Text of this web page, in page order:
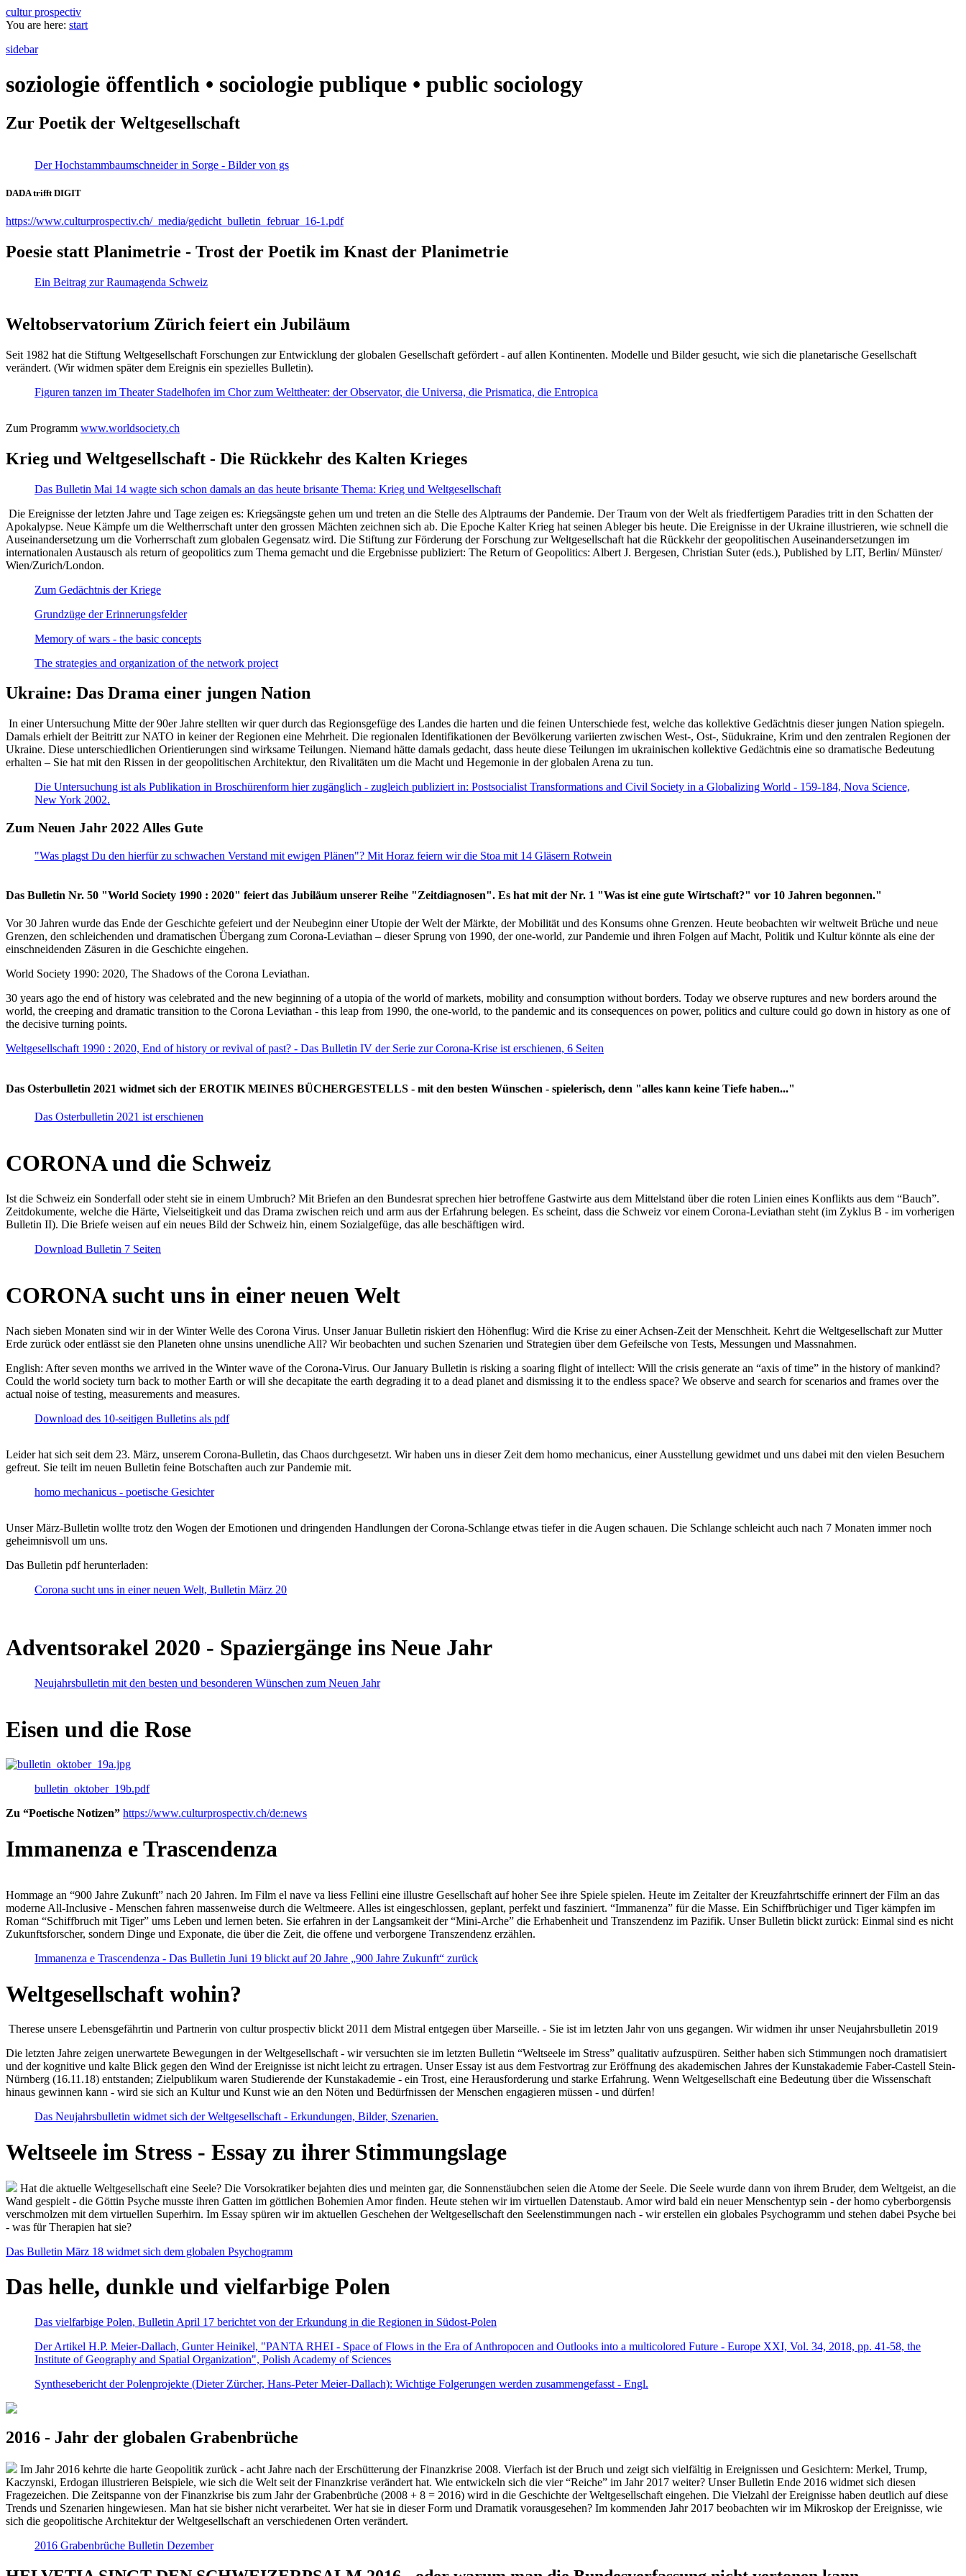
cultur prospectiv
You are here: start
sidebar
soziologie öffentlich • sociologie publique • public sociology
Zur Poetik der Weltgesellschaft
Der Hochstammbaumschneider in Sorge - Bilder von gs
DADA trifft DIGIT
https://www.culturprospectiv.ch/_media/gedicht_bulletin_februar_16-1.pdf
Poesie statt Planimetrie - Trost der Poetik im Knast der Planimetrie
Ein Beitrag zur Raumagenda Schweiz
Weltobservatorium Zürich feiert ein Jubiläum
Seit 1982 hat die Stiftung Weltgesellschaft Forschungen zur Entwicklung der globalen Gesellschaft gefördert - auf allen Kontinenten. Modelle und Bilder gesucht, wie sich die planetarische Gesellschaft
verändert. (Wir widmen später dem Ereignis ein spezielles Bulletin).
Figuren tanzen im Theater Stadelhofen im Chor zum Welttheater: der Observator, die Universa, die Prismatica, die Entropica
Zum Programm www.worldsociety.ch
Krieg und Weltgesellschaft - Die Rückkehr des Kalten Krieges
Das Bulletin Mai 14 wagte sich schon damals an das heute brisante Thema: Krieg und Weltgesellschaft
Die Ereignisse der letzten Jahre und Tage zeigen es: Kriegsängste gehen um und treten an die Stelle des Alptraums der Pandemie. Der Traum von der Welt als friedfertigem Paradies tritt in den Schatten der
Apokalypse. Neue Kämpfe um die Weltherrschaft unter den grossen Mächten zeichnen sich ab. Die Epoche Kalter Krieg hat seinen Ableger bis heute. Die Ereignisse in der Ukraine illustrieren, wie schnell die
Auseinandersetzung um die Vorherrschaft zum globalen Gegensatz wird. Die Stiftung zur Förderung der Forschung zur Weltgesellschaft hat die Rückkehr der geopolitischen Auseinandersetzungen im
internationalen Austausch als return of geopolitics zum Thema gemacht und die Ergebnisse publiziert: The Return of Geopolitics: Albert J. Bergesen, Christian Suter (eds.), Published by LIT, Berlin/ Münster/
Wien/Zurich/London.
Zum Gedächtnis der Kriege
Grundzüge der Erinnerungsfelder
Memory of wars - the basic concepts
The strategies and organization of the network project
Ukraine: Das Drama einer jungen Nation
In einer Untersuchung Mitte der 90er Jahre stellten wir quer durch das Regionsgefüge des Landes die harten und die feinen Unterschiede fest, welche das kollektive Gedächtnis dieser jungen Nation spiegeln.
Damals erhielt der Beitritt zur NATO in keiner der Regionen eine Mehrheit. Die regionalen Identifikationen der Bevölkerung variierten zwischen West-, Ost-, Südukraine, Krim und den zentralen Regionen der
Ukraine. Diese unterschiedlichen Orientierungen sind wirksame Teilungen. Niemand hätte damals gedacht, dass heute diese Teilungen im ukrainischen kollektive Gedächtnis eine so dramatische Bedeutung
erhalten – Sie hat mit den Rissen in der geopolitischen Architektur, den Rivalitäten um die Macht und Hegemonie in der globalen Arena zu tun.
Die Untersuchung ist als Publikation in Broschürenform hier zugänglich - zugleich publiziert in: Postsocialist Transformations and Civil Society in a Globalizing World - 159-184, Nova Science,
New York 2002.
Zum Neuen Jahr 2022 Alles Gute
"Was plagst Du den hierfür zu schwachen Verstand mit ewigen Plänen"? Mit Horaz feiern wir die Stoa mit 14 Gläsern Rotwein
Das Bulletin Nr. 50 "World Society 1990 : 2020" feiert das Jubiläum unserer Reihe "Zeitdiagnosen". Es hat mit der Nr. 1 "Was ist eine gute Wirtschaft?" vor 10 Jahren begonnen."
Vor 30 Jahren wurde das Ende der Geschichte gefeiert und der Neubeginn einer Utopie der Welt der Märkte, der Mobilität und des Konsums ohne Grenzen. Heute beobachten wir weltweit Brüche und neue
Grenzen, den schleichenden und dramatischen Übergang zum Corona-Leviathan – dieser Sprung von 1990, der one-world, zur Pandemie und ihren Folgen auf Macht, Politik und Kultur könnte als eine der
einschneidenden Zäsuren in die Geschichte eingehen.
World Society 1990: 2020, The Shadows of the Corona Leviathan.
30 years ago the end of history was celebrated and the new beginning of a utopia of the world of markets, mobility and consumption without borders. Today we observe ruptures and new borders around the
world, the creeping and dramatic transition to the Corona Leviathan - this leap from 1990, the one-world, to the pandemic and its consequences on power, politics and culture could go down in history as one of
the decisive turning points.
Weltgesellschaft 1990 : 2020, End of history or revival of past? - Das Bulletin IV der Serie zur Corona-Krise ist erschienen, 6 Seiten
Das Osterbulletin 2021 widmet sich der EROTIK MEINES BÜCHERGESTELLS - mit den besten Wünschen - spielerisch, denn "alles kann keine Tiefe haben..."
Das Osterbulletin 2021 ist erschienen
CORONA und die Schweiz
Ist die Schweiz ein Sonderfall oder steht sie in einem Umbruch? Mit Briefen an den Bundesrat sprechen hier betroffene Gastwirte aus dem Mittelstand über die roten Linien eines Konflikts aus dem “Bauch”.
Zeitdokumente, welche die Härte, Vielseitigkeit und das Drama zwischen reich und arm aus der Erfahrung belegen. Es scheint, dass die Schweiz vor einem Corona-Leviathan steht (im Zyklus B - im vorherigen
Bulletin II). Die Briefe weisen auf ein neues Bild der Schweiz hin, einem Sozialgefüge, das alle beschäftigen wird.
Download Bulletin 7 Seiten
CORONA sucht uns in einer neuen Welt
Nach sieben Monaten sind wir in der Winter Welle des Corona Virus. Unser Januar Bulletin riskiert den Höhenflug: Wird die Krise zu einer Achsen-Zeit der Menschheit. Kehrt die Weltgesellschaft zur Mutter
Erde zurück oder entlässt sie den Planeten ohne unsins unendliche All? Wir beobachten und suchen Szenarien und Strategien über dem Gefeilsche von Tests, Messungen und Massnahmen.
English: After seven months we arrived in the Winter wave of the Corona-Virus. Our January Bulletin is risking a soaring flight of intellect: Will the crisis generate an “axis of time” in the history of mankind?
Could the world society turn back to mother Earth or will she decapitate the earth degrading it to a dead planet and dismissing it to the endless space? We observe and search for scenarios and frames over the
actual noise of testing, measurements and measures.
Download des 10-seitigen Bulletins als pdf
Leider hat sich seit dem 23. März, unserem Corona-Bulletin, das Chaos durchgesetzt. Wir haben uns in dieser Zeit dem homo mechanicus, einer Ausstellung gewidmet und uns dabei mit den vielen Besuchern
gefreut. Sie teilt im neuen Bulletin feine Botschaften auch zur Pandemie mit.
homo mechanicus - poetische Gesichter
Unser März-Bulletin wollte trotz den Wogen der Emotionen und dringenden Handlungen der Corona-Schlange etwas tiefer in die Augen schauen. Die Schlange schleicht auch nach 7 Monaten immer noch
geheimnisvoll um uns.
Das Bulletin pdf herunterladen:
Corona sucht uns in einer neuen Welt, Bulletin März 20
Adventsorakel 2020 - Spaziergänge ins Neue Jahr
Neujahrsbulletin mit den besten und besonderen Wünschen zum Neuen Jahr
Eisen und die Rose
bulletin_oktober_19b.pdf
Zu “Poetische Notizen” https://www.culturprospectiv.ch/de:news
Immanenza e Trascendenza
Hommage an “900 Jahre Zukunft” nach 20 Jahren. Im Film el nave va liess Fellini eine illustre Gesellschaft auf hoher See ihre Spiele spielen. Heute im Zeitalter der Kreuzfahrtschiffe erinnert der Film an das
moderne All-Inclusive - Menschen fahren massenweise durch die Weltmeere. Alles ist eingeschlossen, geplant, perfekt und fasziniert. “Immanenza” für die Masse. Ein Schiffbrüchiger und Tiger kämpfen im
Roman “Schiffbruch mit Tiger” ums Leben und lernen beten. Sie erfahren in der Langsamkeit der “Mini-Arche” die Erhabenheit und Transzendenz im Pazifik. Unser Bulletin blickt zurück: Einmal sind es nicht
Zukunftsforscher, sondern Dinge und Exponate, die über die Zeit, die offene und verborgene Transzendenz erzählen.
Immanenza e Trascendenza - Das Bulletin Juni 19 blickt auf 20 Jahre „900 Jahre Zukunft“ zurück
Weltgesellschaft wohin?
Therese unsere Lebensgefährtin und Partnerin von cultur prospectiv blickt 2011 dem Mistral entgegen über Marseille. - Sie ist im letzten Jahr von uns gegangen. Wir widmen ihr unser Neujahrsbulletin 2019
Die letzten Jahre zeigen unerwartete Bewegungen in der Weltgesellschaft - wir versuchten sie im letzten Bulletin “Weltseele im Stress” qualitativ aufzuspüren. Seither haben sich Stimmungen noch dramatisiert
und der kognitive und kalte Blick gegen den Wind der Ereignisse ist nicht leicht zu ertragen. Unser Essay ist aus dem Festvortrag zur Eröffnung des akademischen Jahres der Kunstakademie Faber-Castell Stein-
Nürnberg (16.11.18) entstanden; Zielpublikum waren Studierende der Kunstakademie - ein Trost, eine Herausforderung und starke Erfahrung. Wenn Weltgesellschaft eine Bedeutung über die Wissenschaft
hinaus gewinnen kann - wird sie sich an Kultur und Kunst wie an den Nöten und Bedürfnissen der Menschen engagieren müssen - und dürfen!
Das Neujahrsbulletin widmet sich der Weltgesellschaft - Erkundungen, Bilder, Szenarien.
Weltseele im Stress - Essay zu ihrer Stimmungslage
Hat die aktuelle Weltgesellschaft eine Seele? Die Vorsokratiker bejahten dies und meinten gar, die Sonnenstäubchen seien die Atome der Seele. Die Seele wurde dann von ihrem Bruder, dem Weltgeist, an die
Wand gespielt - die Göttin Psyche musste ihren Gatten im göttlichen Bohemien Amor finden. Heute stehen wir im virtuellen Datenstaub. Amor wird bald ein neuer Menschentyp sein - der homo cyberborgensis
verschmolzen mit dem virtuellen Superhirn. Im Essay spüren wir im aktuellen Geschehen der Weltgesellschaft den Seelenstimmungen nach - wir erstellen ein globales Psychogramm und stehen dabei Psyche bei
- was für Therapien hat sie?
Das Bulletin März 18 widmet sich dem globalen Psychogramm
Das helle, dunkle und vielfarbige Polen
Das vielfarbige Polen, Bulletin April 17 berichtet von der Erkundung in die Regionen in Südost-Polen
Der Artikel H.P. Meier-Dallach, Gunter Heinikel, "PANTA RHEI - Space of Flows in the Era of Anthropocen and Outlooks into a multicolored Future - Europe XXI, Vol. 34, 2018, pp. 41-58, the
Institute of Geography and Spatial Organization", Polish Academy of Sciences
Synthesebericht der Polenprojekte (Dieter Zürcher, Hans-Peter Meier-Dallach): Wichtige Folgerungen werden zusammengefasst - Engl.
2016 - Jahr der globalen Grabenbrüche
Im Jahr 2016 kehrte die harte Geopolitik zurück - acht Jahre nach der Erschütterung der Finanzkrise 2008. Vierfach ist der Bruch und zeigt sich vielfältig in Ereignissen und Gesichtern: Merkel, Trump,
Kaczynski, Erdogan illustrieren Beispiele, wie sich die Welt seit der Finanzkrise verändert hat. Wie entwickeln sich die vier “Reiche” im Jahr 2017 weiter? Unser Bulletin Ende 2016 widmet sich diesen
Fragezeichen. Die Zeitspanne von der Finanzkrise bis zum Jahr der Grabenbrüche (2008 + 8 = 2016) wird in die Geschichte der Weltgesellschaft eingehen. Die Vielzahl der Ereignisse haben deutlich auf diese
Trends und Szenarien hingewiesen. Man hat sie bisher nicht verarbeitet. Wer hat sie in dieser Form und Dramatik vorausgesehen? Im kommenden Jahr 2017 beobachten wir im Mikroskop der Ereignisse, wie
sich die geopolitische Architektur der Weltgesellschaft an verschiedenen Orten verändert.
2016 Grabenbrüche Bulletin Dezember